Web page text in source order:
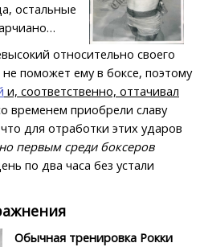
остальные
относительно своего
не поможет ему в боксе, поэтому
и, соответственно, оттачивал
временем приобрели славу
для отработки этих ударов
первым среди боксеров
по два часа без устали
Обычная тренировка Рокки